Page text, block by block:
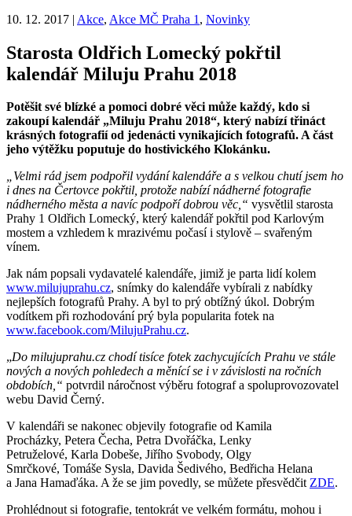
10. 12. 2017 | Akce, Akce MČ Praha 1 , Novinky
Starosta Oldřich Lomecký pokřtil
kalendář Miluju Prahu 2018
Potěšit své blízké a pomoci dobré věci může každý, kdo si
zakoupí kalendář „Miluju Prahu 2018“, který nabízí třináct
krásných fotografií od jedenácti vynikajících fotografů. A část
jeho výtěžku poputuje do hostivického Klokánku.
„Velmi rád jsem podpořil vydání kalendáře a s velkou chutí jsem ho
i dnes na Čertovce pokřtil, protože nabízí nádherné fotografie
nádherného města a navíc podpoří dobrou věc,“ vysvětlil starosta
Prahy 1 Oldřich Lomecký, který kalendář pokřtil pod Karlovým
mostem a vzhledem k mrazivému počasí i stylově – svařeným
vínem.
Jak nám popsali vydavatelé kalendáře, jimiž je parta lidí kolem
www.milujuprahu.cz, snímky do kalendáře vybírali z nabídky
nejlepších fotografů Prahy. A byl to prý obtížný úkol. Dobrým
vodítkem při rozhodování prý byla popularita fotek na
www.facebook.com/MilujuPrahu.cz.
„Do milujuprahu.cz chodí tisíce fotek zachycujících Prahu ve stále
nových a nových pohledech a měnící se i v závislosti na ročních
obdobích,“ potvrdil náročnost výběru fotograf a spoluprovozovatel
webu David Černý.
V kalendáři se nakonec objevily fotografie od Kamila
Procházky, Petera Čecha, Petra Dvořáčka, Lenky
Petruželové, Karla Dobeše, Jiřího Svobody, Olgy
Smrčkové, Tomáše Sysla, Davida Šedivého, Bedřicha Helana
a Jana Hamaďáka. A že se jim povedly, se můžete přesvědčitZDE.
Prohlédnout si fotografie, tentokrát ve velkém formátu, mohou i